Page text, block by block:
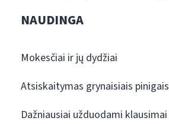
NAUDINGA
Mokesčiai ir jų dydžiai
Atsiskaitymas grynaisiais pinigais
Dažniausiai užduodami klausimai